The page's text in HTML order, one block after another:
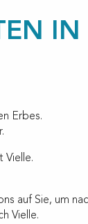
IN
Erbes.
Vielle.
auf Sie, um
Vielle.